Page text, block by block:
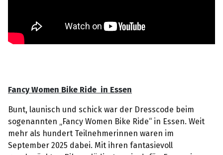
Fancy Women Bike Ride in Essen
Bunt, launisch und schick war der Dresscode beim
sogenannten „Fancy Women Bike Ride“ in Essen. Weit
mehr als hundert Teilnehmerinnen waren im
September 2025 dabei. Mit ihren fantasievoll